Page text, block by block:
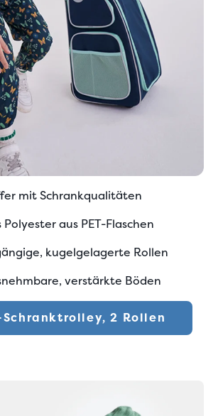
mit Schrankqualitäten
aus PET-Flaschen
kugelgelagerte Rollen
verstärkte Böden
2 Rollen